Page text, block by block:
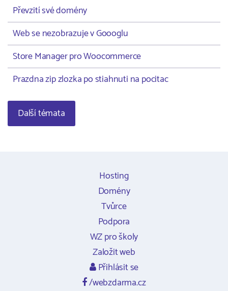
Převzití své domény
Web se nezobrazuje v Goooglu
Store Manager pro Woocommerce
Prazdna zip zlozka po stiahnuti na pocitac
Další témata
Hosting
Domény
Tvůrce
Podpora
WZ pro školy
Založit web
Přihlásit se
/webzdarma.cz